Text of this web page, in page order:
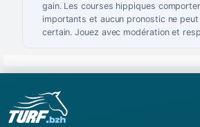
gain. Les courses hippiques
importants et aucun pronostic ne
certain. Jouez avec modération et